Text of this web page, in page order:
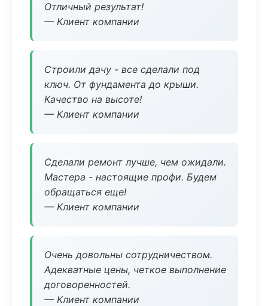
Отличный результат!
— Клиент компании
Строили дачу - все сделали под
ключ. От фундамента до крыши.
Качество на высоте!
— Клиент компании
Сделали ремонт лучше, чем ожидали.
Мастера - настоящие профи. Будем
обращаться еще!
— Клиент компании
Очень довольны сотрудничеством.
Адекватные цены, четкое выполнение
договоренностей.
— Клиент компании